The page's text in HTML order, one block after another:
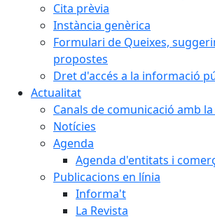
Cita prèvia
Instància genèrica
Formulari de Queixes,
propostes
Dret d'accés a la informació
Actualitat
Canals de comunicació amb
Notícies
Agenda
Agenda d'entitats i
Publicacions en línia
Informa't
La Revista